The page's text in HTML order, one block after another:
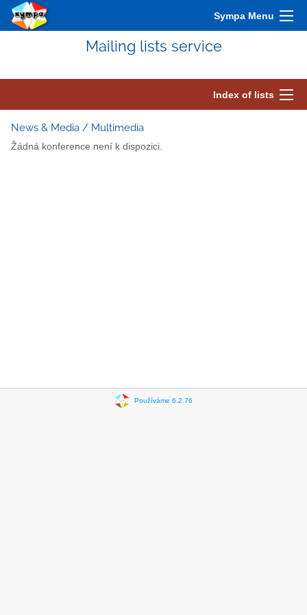
Sympa Menu
Mailing lists service
Index of lists
News & Media / Multimedia
Žádná konference není k dispozici.
Používáme 6.2.76